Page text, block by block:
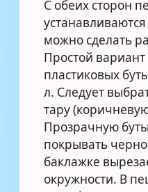
С обеих сторон
можно сделать
Простой
пластиковых
л. Следует
тару
Прозрачную
покрывать
баклажке
окружности. В